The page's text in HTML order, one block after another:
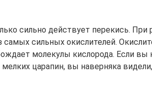
сильно действует перекись. При
самых сильных окислителей.
молекулы кислорода. Если вы
царапин, вы наверняка